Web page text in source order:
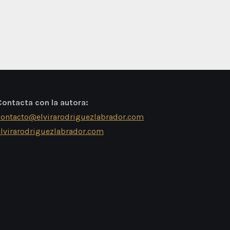
con la autora: